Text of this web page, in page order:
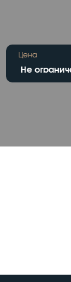
Цена